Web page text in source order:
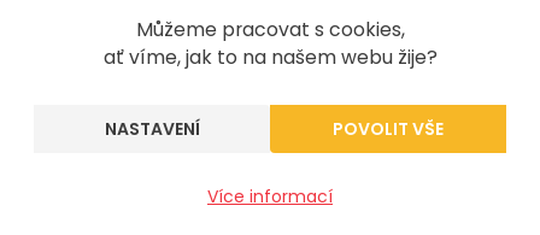
Můžeme pracovat s cookies,
ať víme, jak to na našem webu žije?
NASTAVENÍ
Více informací
Nastavení cookies
Informace o souborech cookie
Tento projekt je spolufinancován Evropským sociálním
fondem a státním rozpočtem České republiky.